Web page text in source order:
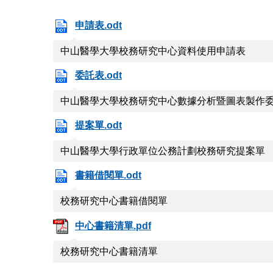
申請表.odt
中山醫學大學校務研究中心資料使用申請表
委託表.odt
中山醫學大學校務研究中心數據分析暨圖表製作
提案單.odt
中山醫學大學行政單位公務計劃校務研究提案單
書籍借閱單.odt
校務研究中心書籍借閱單
中心書籍清單.pdf
校務研究中心書籍清單